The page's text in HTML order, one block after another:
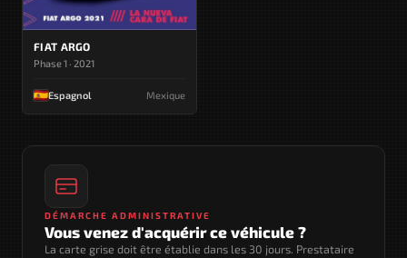
FIAT ARGO
Phase 1 · 2021
Espagnol Mexique
DÉMARCHE ADMINISTRATIVE
Vous venez d'acquérir ce véhicule ?
La carte grise doit être établie dans les 30 jours. Prestataire